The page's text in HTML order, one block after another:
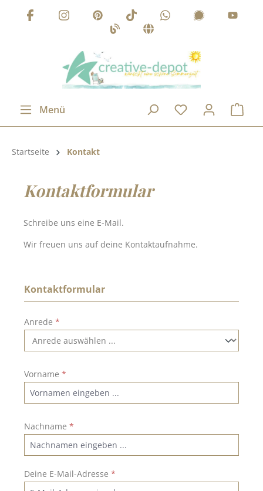
Zum Hauptinhalt springen
Menü
Produktkategorie:
Startseite Kontakt
Kontaktformular
Schreibe uns eine E-Mail.
Wir freuen uns auf deine Kontaktaufnahme.
Kontaktformular
Anrede *
Vorname *
Nachname *
Deine E-Mail-Adresse *